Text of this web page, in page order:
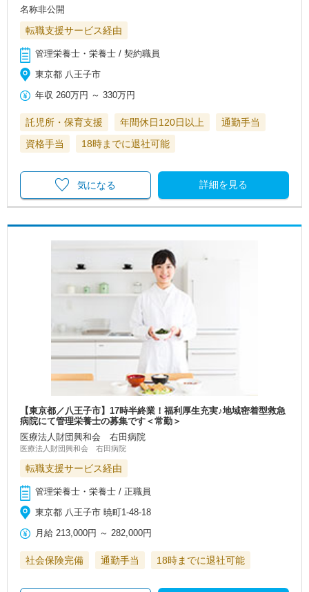
名称非公開
転職支援サービス経由
管理栄養士・栄養士 / 契約職員
東京都 八王子市
年収 260万円 ～330万円
託児所・保育支援 年間休日120日以上
通勤手当
資格手当
18時までに退社可能
詳細を見る
気になる
【東京都／八王子市】17時半終業！福利厚生充実♪地域密着型救急
病院にて管理栄養士の募集です＜常勤＞
医療法人財団興和会 右田病院
医療法人財団興和会 右田病院
転職支援サービス経由
管理栄養士・栄養士 / 正職員
東京都 八王子市 暁町1-48-18
月給 213,000円 ～282,000円
社会保険完備 通勤手当 18時までに退社可能